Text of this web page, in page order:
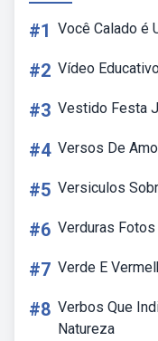
#1 Você Calado é
#2 Vídeo
#3 Vestido Festa
#4 Versos De
#5 Versiculos
#6 Verduras
#7 Verde E
#8 Verbos Que
Natureza